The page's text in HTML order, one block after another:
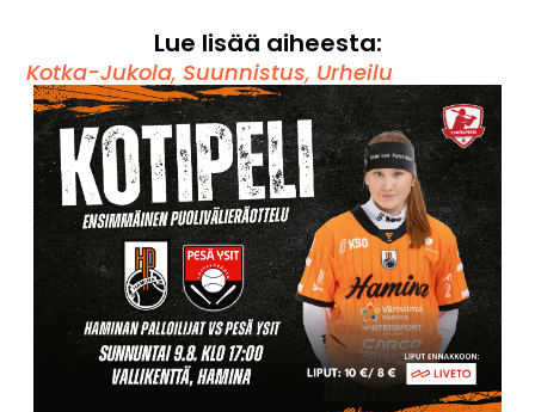
Lue lisää aiheesta:
Kotka-Jukola, Suunnistus, Urheilu